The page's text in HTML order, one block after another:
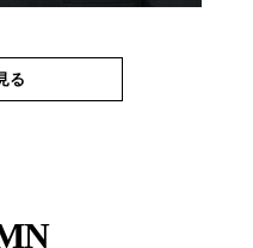
る